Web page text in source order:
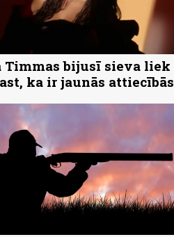
Timmas bijusī sieva liek
ka ir jaunās attiecībās